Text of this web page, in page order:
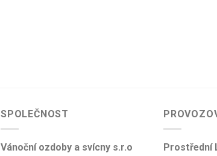
SPOLEČNOST
Vánoční ozdoby a svícny s.r.o Prostřední